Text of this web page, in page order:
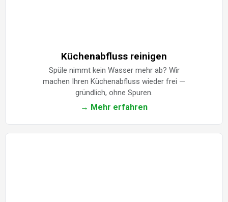
Küchenabfluss reinigen
Spüle nimmt kein Wasser mehr ab? Wir
machen Ihren Küchenabfluss wieder frei —
gründlich, ohne Spuren.
→ Mehr erfahren